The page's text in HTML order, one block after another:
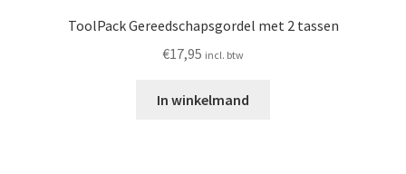
ToolPack Gereedschapsgordel met 2 tassen
€17,95 incl. btw
In winkelmand